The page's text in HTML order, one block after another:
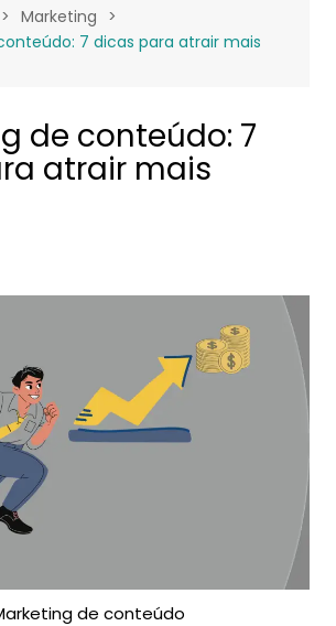
Marketing
7 dicas para atrair mais
de conteúdo: 7
atrair mais
de conteúdo